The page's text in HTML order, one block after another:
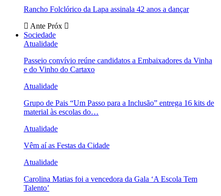
Rancho Folclórico da Lapa assinala 42 anos a dançar
Ante Próx
Sociedade
Atualidade
Passeio convívio reúne candidatos a Embaixadores da Vinha
e do Vinho do Cartaxo
Atualidade
Grupo de Pais “Um Passo para a Inclusão” entrega 16 kits de
material às escolas do…
Atualidade
Vêm aí as Festas da Cidade
Atualidade
Carolina Matias foi a vencedora da Gala ‘A Escola Tem
Talento’